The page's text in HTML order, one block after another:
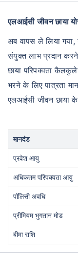
एलआईसी जीवन छाया
अब वापस ले लिया
संयुक्त लाभ प्रदान
छाया परिपक्वता
भरने के लिए पात्रता
एलआईसी जीवन छाया के
मानदंड
प्रवेश आयु
अधिकतम परिपक्वता आयु
पॉलिसी अवधि
प्रीमियम भुगतान मोड
बीमा राशि
समर्पित क्लेम सहायता
धारा 80C और
LIC ग्रोथ फंड की शुरुआत से रिटर्न+